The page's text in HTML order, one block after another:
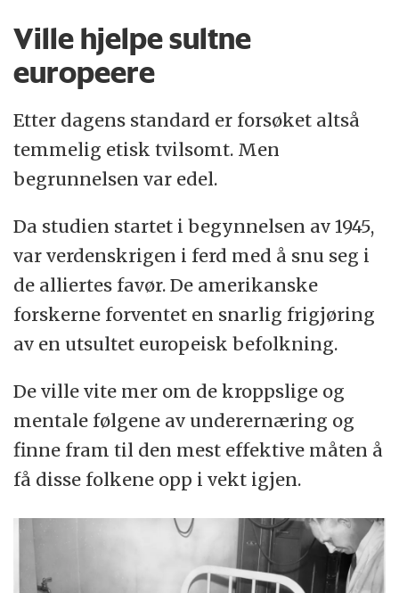
Ville hjelpe sultne
europeere
Etter dagens standard er forsøket altså
temmelig etisk tvilsomt. Men
begrunnelsen var edel.
Da studien startet i begynnelsen av 1945,
var verdenskrigen i ferd med å snu seg i
de alliertes favør. De amerikanske
forskerne forventet en snarlig frigjøring
av en utsultet europeisk befolkning.
De ville vite mer om de kroppslige og
mentale følgene av underernæring og
finne fram til den mest effektive måten å
få disse folkene opp i vekt igjen.